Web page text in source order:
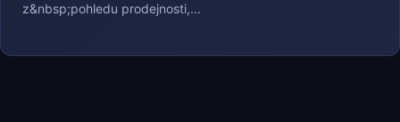
z&nbsp;pohledu prodejnosti,...